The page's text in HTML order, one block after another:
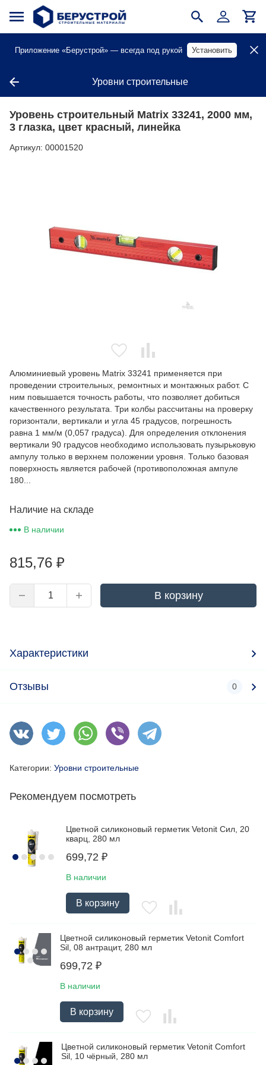
Приложение «Берустрой» — всегда под рукой Установить
Уровни строительные
Уровень строительный Matrix 33241, 2000 мм,
3 глазка, цвет красный, линейка
Артикул: 00001520
Алюминиевый уровень Matrix 33241 применяется при
проведении строительных, ремонтных и монтажных работ. С
ним повышается точность работы, что позволяет добиться
качественного результата. Три колбы рассчитаны на проверку
горизонтали, вертикали и угла 45 градусов, погрешность
равна 1 мм/м (0,057 градуса). Для определения отклонения
вертикали 90 градусов необходимо использовать пузырьковую
ампулу только в верхнем положении уровня. Только базовая
поверхность является рабочей (противоположная ампуле
180...
Наличие на складе
В наличии
815,76 ₽
В корзину
Характеристики
Отзывы 0
Категории: Уровни строительные
Рекомендуем посмотреть
Цветной силиконовый герметик Vetonit Сил, 20
кварц, 280 мл
699,72 ₽
В наличии
В корзину
Цветной силиконовый герметик Vetonit Comfort
Sil, 08 антрацит, 280 мл
699,72 ₽
В наличии
В корзину
Цветной силиконовый герметик Vetonit Comfort
Sil, 10 чёрный, 280 мл